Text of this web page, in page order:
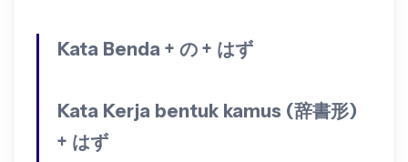
Kata Benda + の + はず
Kata Kerja bentuk kamus (辞書形)
+ はず